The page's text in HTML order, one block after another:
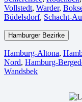
Vollstedt, Warder,
Büdelsdorf, Schacht-
Hamburger Bezirke
Hamburg-Altona,
Nord, Hamburg-
Wandsbek